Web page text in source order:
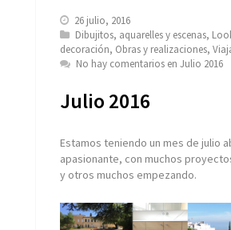
26 julio, 2016
Dibujitos, aquarelles y escenas,
decoración, Obras y realizaciones,
No hay comentariosen Julio 2016
Julio 2016
Estamos teniendo un mes de julio
apasionante, con muchos
y otros muchos empezando.